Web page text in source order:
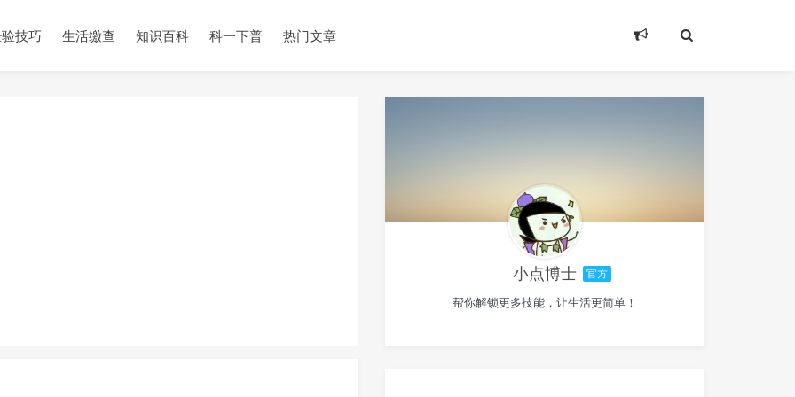
技巧 生活缴查 知识百科 科一下普 热门文章
小点博士 官方
帮你解锁更多技能，让生活更简单！